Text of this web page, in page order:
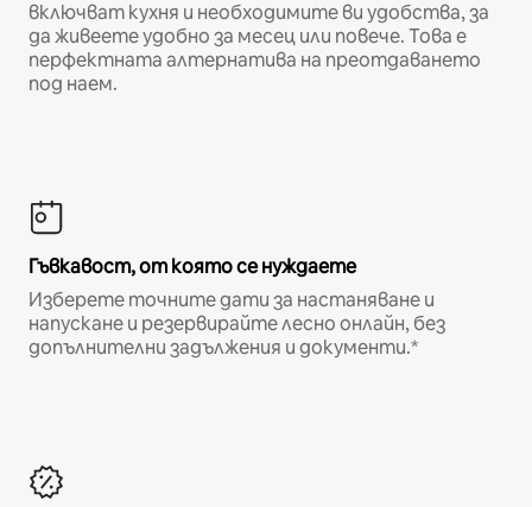
включват кухня и необходимите ви удобства, за
да живеете удобно за месец или повече. Това е
перфектната алтернатива на преотдаването
под наем.
Гъвкавост, от която се нуждаете
Изберете точните дати за настаняване и
напускане и резервирайте лесно онлайн, без
допълнителни задължения и документи.*